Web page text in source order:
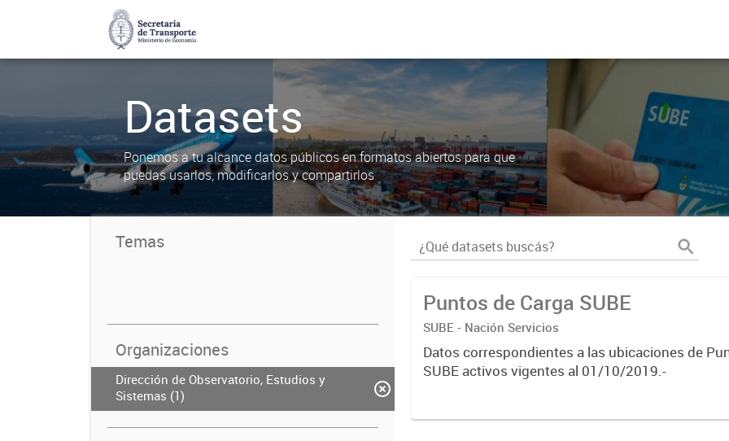
Datasets
Ponemos a tu alcance datos públicos en formatos abiertos para que
puedas usarlos, modificarlos y compartirlos
Temas
Organizaciones
Dirección de Observatorio, Estudios y
Sistemas (1)
Puntos de Carga SUBE
SUBE - Nación Servicios
Datos correspondientes a las ubicaciones de
SUBE activos vigentes al 01/10/2019.-